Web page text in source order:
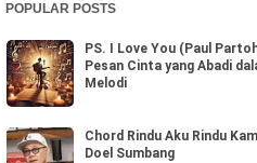
POPULAR POSTS
PS. I Love You (Paul
Pesan Cinta yang Abadi
Melodi
Chord Rindu Aku Rindu
Doel Sumbang